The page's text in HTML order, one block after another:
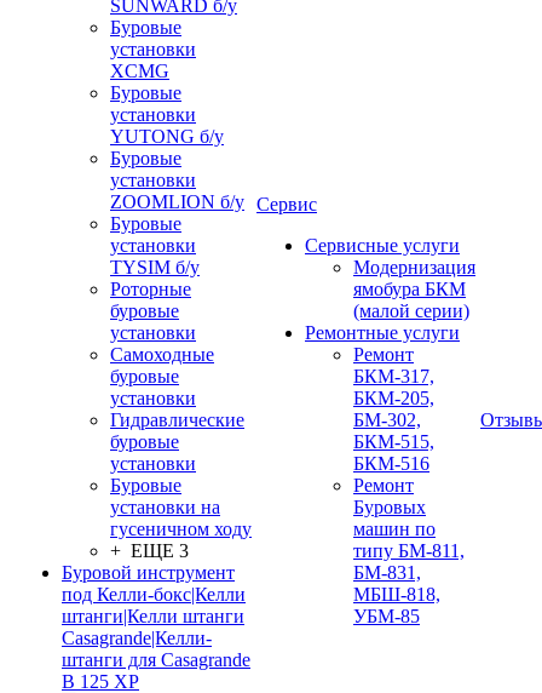
SUNWARD б/у
Буровые
установки
XCMG
Буровые
установки
YUTONG б/у
Буровые
установки
ZOOMLION б/у
Буровые
установки
TYSIM б/у
Роторные
буровые
установки
Самоходные
буровые
установки
Гидравлические
буровые
установки
Буровые
установки на
гусеничном ходу
+ ЕЩЕ 3
Буровой инструмент
под Келли-бокс|Келли
штанги|Келли штанги
Casagrande|Келли-
штанги для Casagrande
B 125 XP
Сервис
Сервисные услуги
Модернизация
ямобура БКМ
(малой серии)
Ремонтные услуги
Ремонт
БКМ-317,
БКМ-205,
БМ-302,
БКМ-515,
БКМ-516
Ремонт
Буровых
машин по
типу БМ-811,
БМ-831,
МБШ-818,
УБМ-85